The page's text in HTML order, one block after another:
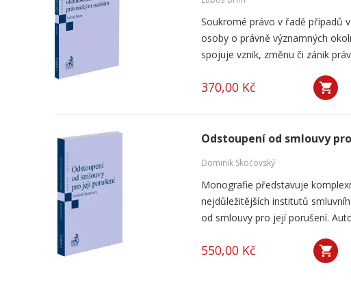
Soukromé právo v řadě případů
osoby o právně významných
spojuje vznik, změnu či zánik
370,00 Kč
Odstoupení od smlouvy
Dominik Skočovský
Monografie představuje
nejdůležitějších institutů
od smlouvy pro její porušení.
550,00 Kč